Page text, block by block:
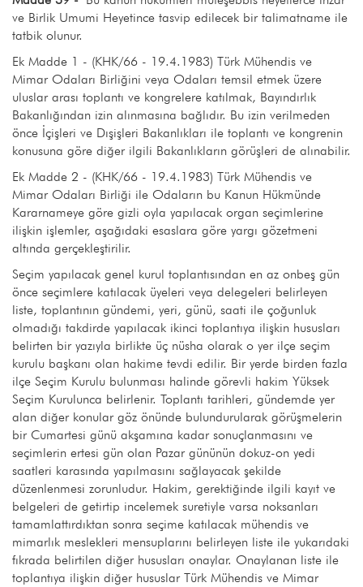
ve Birlik Umumi Heyetince tasvip edilecek bir talimatname ile
tatbik olunur.
Ek Madde 1 - (KHK/66 - 19.4.1983) Türk Mühendis ve
Mimar Odaları Birliğini veya Odaları temsil etmek üzere
uluslar arası toplantı ve kongrelere katılmak, Bayındırlık
Bakanlığından izin alınmasına bağlıdır. Bu izin verilmeden
önce İçişleri ve Dışişleri Bakanlıkları ile toplantı ve kongrenin
konusuna göre diğer ilgili Bakanlıkların görüşleri de alınabilir.
Ek Madde 2 - (KHK/66 - 19.4.1983) Türk Mühendis ve
Mimar Odaları Birliği ile Odaların bu Kanun Hükmünde
Kararnameye göre gizli oyla yapılacak organ seçimlerine
ilişkin işlemler, aşağıdaki esaslara göre yargı gözetmeni
altında gerçekleştirilir.
Seçim yapılacak genel kurul toplantısından en az onbeş gün
önce seçimlere katılacak üyeleri veya delegeleri belirleyen
liste, toplantının gündemi, yeri, günü, saati ile çoğunluk
olmadığı takdirde yapılacak ikinci toplantıya ilişkin hususları
belirten bir yazıyla birlikte üç nüsha olarak o yer ilçe seçim
kurulu başkanı olan hakime tevdi edilir. Bir yerde birden fazla
ilçe Seçim Kurulu bulunması halinde görevli hakim Yüksek
Seçim Kurulunca belirlenir. Toplantı tarihleri, gündemde yer
alan diğer konular göz önünde bulundurularak görüşmelerin
bir Cumartesi günü akşamına kadar sonuçlanmasını ve
seçimlerin ertesi gün olan Pazar gününün dokuz-on yedi
saatleri karasında yapılmasını sağlayacak şekilde
düzenlenmesi zorunludur. Hakim, gerektiğinde ilgili kayıt ve
belgeleri de getirtip incelemek suretiyle varsa noksanları
tamamlattırdıktan sonra seçime katılacak mühendis ve
mimarlık meslekleri mensuplarını belirleyen liste ile yukarıdaki
fıkrada belirtilen diğer hususları onaylar. Onaylanan liste ile
toplantıya ilişkin diğer hususlar Türk Mühendis ve Mimar